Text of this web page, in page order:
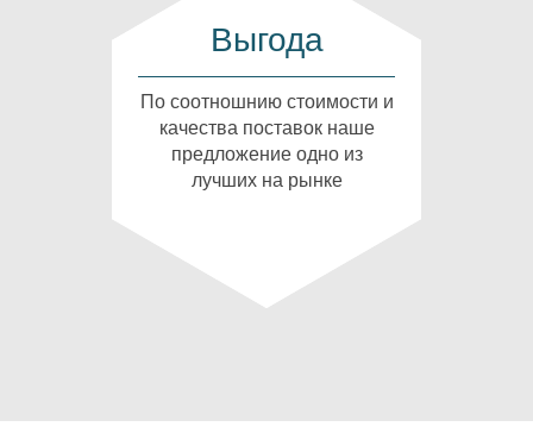
Выгода
По соотношнию стоимости и
качества поставок наше
предложение одно из
лучших на рынке